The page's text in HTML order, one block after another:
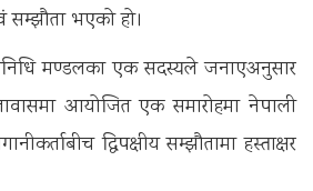
सम्झौता भएको हो।
मण्डलका एक सदस्यले जनाएअनुसार
आयोजित एक समारोहमा नेपाली
द्विपक्षीय सम्झौतामा हस्ताक्षर